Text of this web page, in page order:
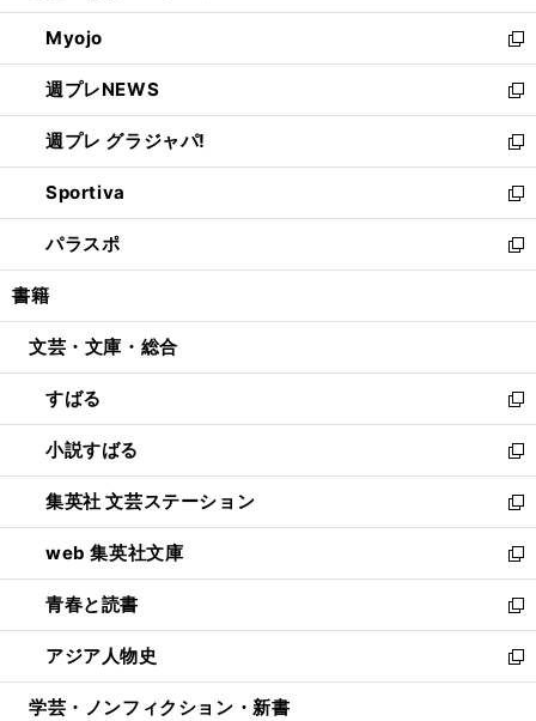
開
く
ウ
で
開
く
ン
ド
ウ
で
開
く
ウ
ィ
ン
ド
ウ
で
開
く
Myojo
新
し
い
ウ
ィ
ン
ド
ウ
で
開
週プレNEWS
新
し
い
ウ
ィ
ン
ド
ウ
開
週プレ グラジャパ!
新
し
い
ウ
ィ
ン
ウ
開
く
Sportiva
新
し
い
ウ
ン
ウ
で
開
く
パラスポ
新
し
ウ
ン
ド
ウ
で
開
く
書籍
文芸・文庫・総合
すばる
新
し
い
ウ
ィ
ン
ド
ウ
で
開
く
小説すばる
新
し
い
ウ
ィ
ン
ド
ウ
で
開
集英社 文芸ステーション
新
し
い
ウ
ィ
ン
ド
ウ
web 集英社文庫
新
し
い
ウ
ィ
ン
青春と読書
新
し
い
ウ
アジア人物史
新
し
学芸・ノンフィクション・新書